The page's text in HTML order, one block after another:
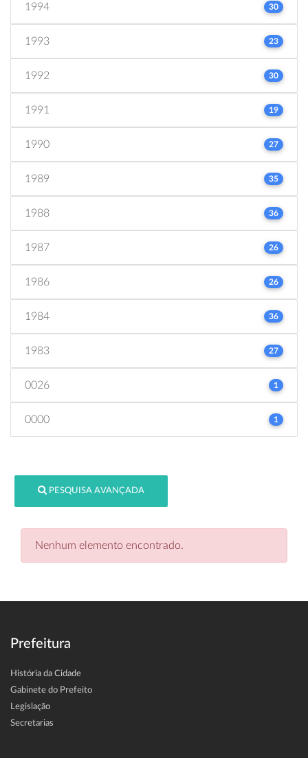
1994 30
1993 23
1992 30
1991 19
1990 27
1989 35
1988 36
1987 26
1986 26
1984 36
1983 27
0026 1
0000 1
PESQUISA AVANÇADA
Nenhum elemento encontrado.
Prefeitura
História da Cidade
Gabinete do Prefeito
Legislação
Secretarias